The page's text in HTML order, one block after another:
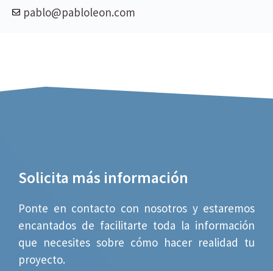
pablo@pabloleon.com
Solicita más información
Ponte en contacto con nosotros y estaremos
encantados de facilitarte toda la información
que necesites sobre cómo hacer realidad tu
proyecto.